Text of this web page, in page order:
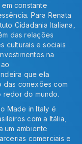
constante
Para Renata
Cidadania Italiana,
das relações
culturais e sociais
na
que ela
conexões com
redor do mundo.
Made in Italy é
com a Itália,
um ambiente
comerciais e